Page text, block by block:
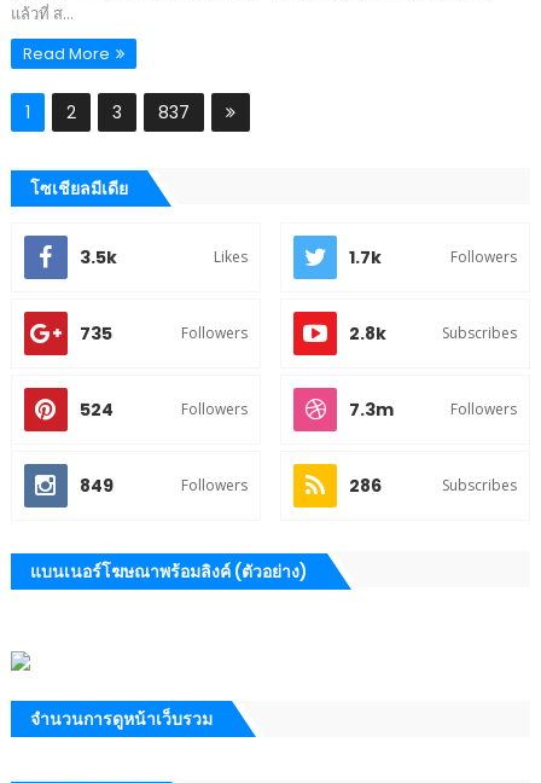
แล้วที่ ส...
Read More
1 2 3 837
โซเชียลมีเดีย
3.5k Likes 1.7k Followers
735 Followers 2.8k Subscribes
524 Followers 7.3m Followers
849 Followers 286 Subscribes
แบนเนอร์โฆษณาพร้อมลิงค์ (ตัวอย่าง)
จำนวนการดูหน้าเว็บรวม